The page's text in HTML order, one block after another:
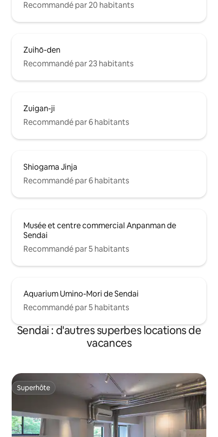
Recommandé par 20 habitants
Zuihō-den
Recommandé par 23 habitants
Zuigan-ji
Recommandé par 6 habitants
Shiogama Jinja
Recommandé par 6 habitants
Musée et centre commercial Anpanman de
Sendai
Recommandé par 5 habitants
Aquarium Umino-Mori de Sendai
Recommandé par 5 habitants
Sendai : d'autres superbes locations de
vacances
Superhôte
Superhôte